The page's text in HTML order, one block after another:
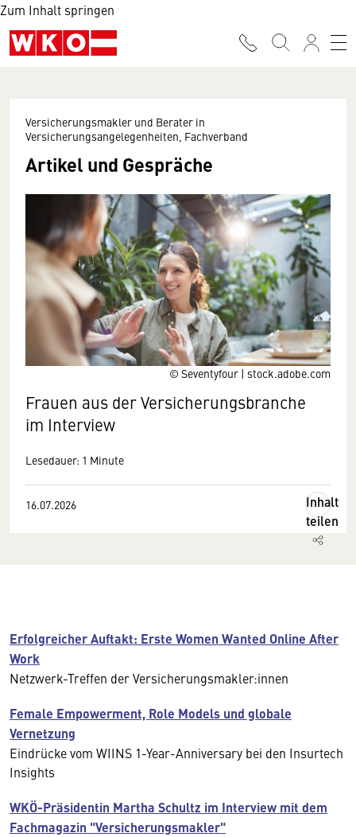
Zum Inhalt springen
© Seventyfour | stock.adobe.com
Versicherungsmakler und Berater in
Versicherungsangelegenheiten, Fachverband
Artikel und Gespräche
Frauen aus der Versicherungsbranche
im Interview
Lesedauer: 1 Minute
16.07.2026
Inhalt
teilen
Erfolgreicher Auftakt: Erste Women Wanted Online After
Work
Netzwerk-Treffen der Versicherungsmakler:innen
Female Empowerment, Role Models und globale
Vernetzung
Eindrücke vom WIINS 1-Year-Anniversary bei den Insurtech
Insights
WKÖ-Präsidentin Martha Schultz im Interview mit dem
Fachmagazin "Versicherungsmakler"